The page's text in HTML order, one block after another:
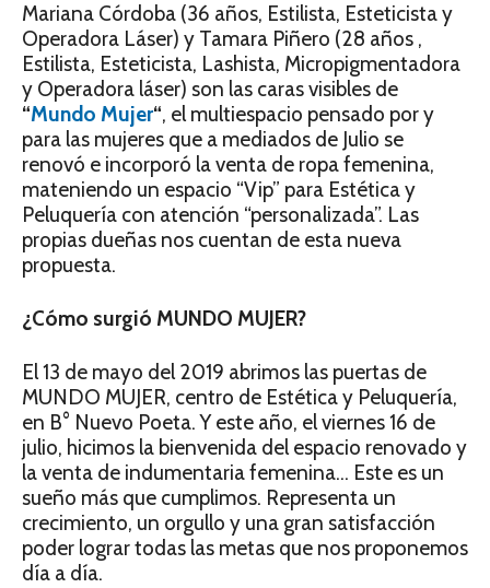
Mariana Córdoba (36 años, Estilista, Esteticista y
Operadora Láser) y Tamara Piñero (28 años ,
Estilista, Esteticista, Lashista, Micropigmentadora
y Operadora láser) son las caras visibles de
“Mundo Mujer“, el multiespacio pensado por y
para las mujeres que a mediados de Julio se
renovó e incorporó la venta de ropa femenina,
mateniendo un espacio “Vip” para Estética y
Peluquería con atención “personalizada”. Las
propias dueñas nos cuentan de esta nueva
propuesta.
¿Cómo surgió MUNDO MUJER?
El 13 de mayo del 2019 abrimos las puertas de
MUNDO MUJER, centro de Estética y Peluquería,
en B° Nuevo Poeta. Y este año, el viernes 16 de
julio, hicimos la bienvenida del espacio renovado y
la venta de indumentaria femenina… Este es un
sueño más que cumplimos. Representa un
crecimiento, un orgullo y una gran satisfacción
poder lograr todas las metas que nos proponemos
día a día.